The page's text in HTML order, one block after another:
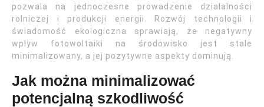
pozwala na jednoczesne prowadzenie działalności
rolniczej i produkcji energii. Rozwój technologii i
świadomość ekologiczna sprawiają, że negatywny
wpływ fotowoltaiki na środowisko jest stale
minimalizowany, a jej pozytywne aspekty dominują.
Jak można minimalizować
potencjalną szkodliwość